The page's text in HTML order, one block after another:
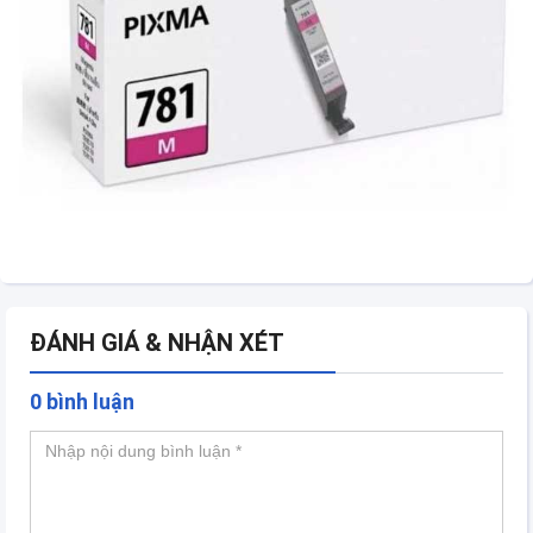
ĐÁNH GIÁ & NHẬN XÉT
0 bình luận